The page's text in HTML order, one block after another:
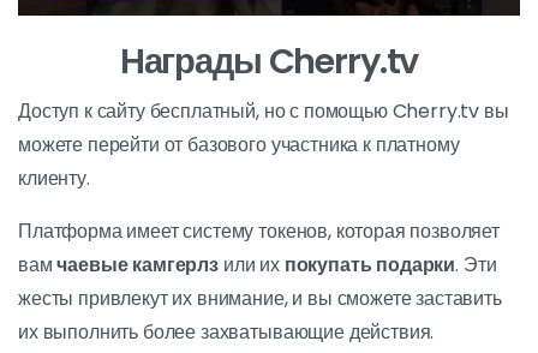
Награды Cherry.tv
Доступ к сайту бесплатный, но с помощью Cherry.tv вы
можете перейти от базового участника к платному
клиенту.
Платформа имеет систему токенов, которая позволяет
вамчаевые камгерлз или ихпокупать подарки. Эти
жесты привлекут их внимание, и вы сможете заставить
их выполнить более захватывающие действия.